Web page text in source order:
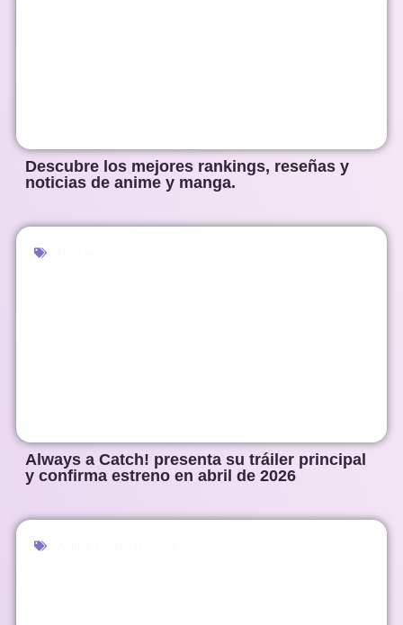
Descubre los mejores rankings, reseñas y
noticias de anime y manga.
Always a Catch! presenta su tráiler principal
y confirma estreno en abril de 2026